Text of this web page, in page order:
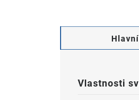
Vlastnosti